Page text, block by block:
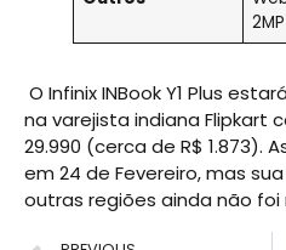
2MP
O Infinix INBook Y1 Plus
na varejista indiana Flipkart
29.990 (cerca de R$ 1.873).
em 24 de Fevereiro, mas
outras regiões ainda não foi